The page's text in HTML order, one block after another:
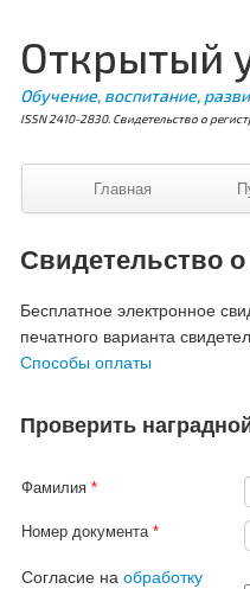
Открытый
Обучение, воспитание,
ISSN 2410-2830. Свидетельство о
Главная
Свидетельство
Бесплатное электронное
печатного варианта
Способы оплаты
Проверить
Фамилия*
Номер документа*
Согласие наобработку